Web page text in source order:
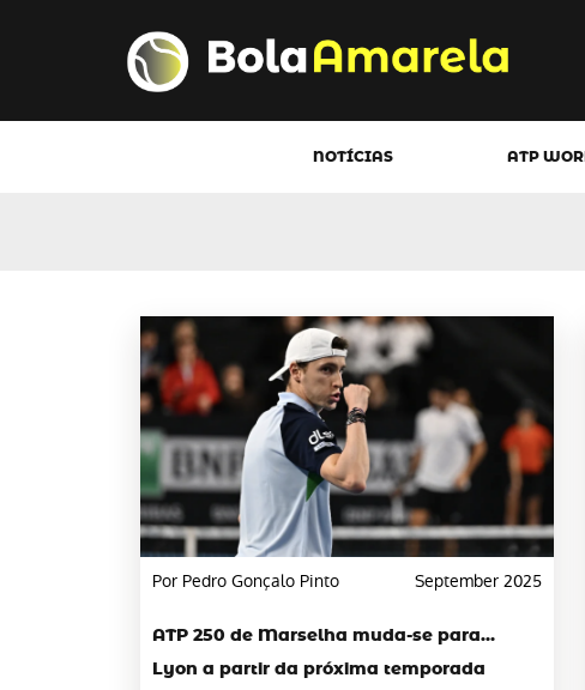
NOTÍCIAS ATP
Por Pedro Gonçalo Pinto September 2025
ATP 250 de Marselha muda-se para…
Lyon a partir da próxima temporada